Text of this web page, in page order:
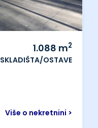
1.088 m2
SKLADIŠTA/OSTAVE
Više o nekretnini >